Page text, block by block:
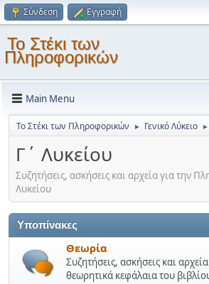
Σύνδεση Εγγραφή
Το Στέκι των
Πληροφορικών
Main Menu
Το Στέκι των Πληροφορικών ► Γενικό Λύκειο ►
Γ΄ Λυκείου
Συζητήσεις, ασκήσεις και αρχεία για την
Λυκείου
Υποπίνακες
Θεωρία
Συζητήσεις, ασκήσεις και
θεωρητικά κεφάλαια του